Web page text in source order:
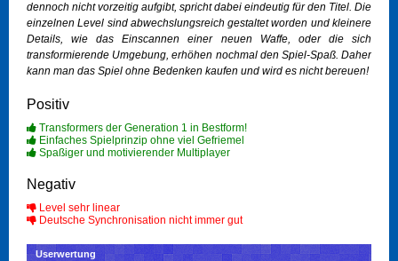
dennoch nicht vorzeitig aufgibt, spricht dabei eindeutig für den Titel. Die
einzelnen Level sind abwechslungsreich gestaltet worden und kleinere
Details, wie das Einscannen einer neuen Waffe, oder die sich
transformierende Umgebung, erhöhen nochmal den Spiel-Spaß. Daher
kann man das Spiel ohne Bedenken kaufen und wird es nicht bereuen!
Positiv
Transformers der Generation 1 in Bestform!
Einfaches Spielprinzip ohne viel Gefriemel
Spaßiger und motivierender Multiplayer
Negativ
Level sehr linear
Deutsche Synchronisation nicht immer gut
Userwertung